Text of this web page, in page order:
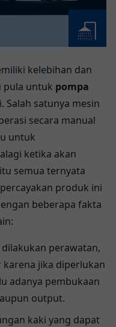
kelebihan dan
pula untuk pompa
Salah satunya mesin
secara manual
untuk
ketika akan
semua ternyata
produk ini
beberapa fakta
perawatan,
jika diperlukan
adanya pembukaan
output.
kaki yang dapat